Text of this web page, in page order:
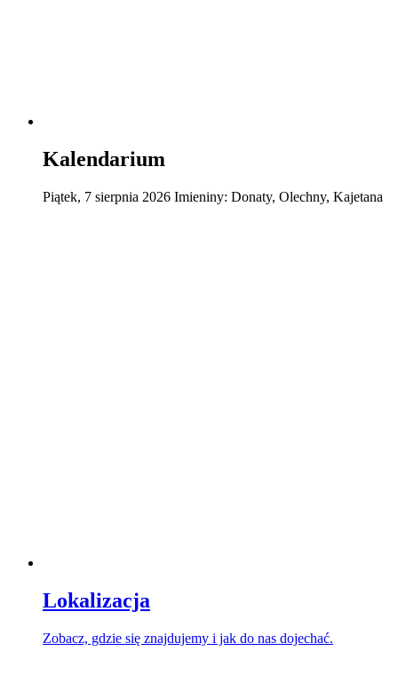
Kalendarium
Piątek, 7 sierpnia 2026 Imieniny: Donaty, Olechny, Kajetana
Lokalizacja
Zobacz, gdzie się znajdujemy i jak do nas dojechać.